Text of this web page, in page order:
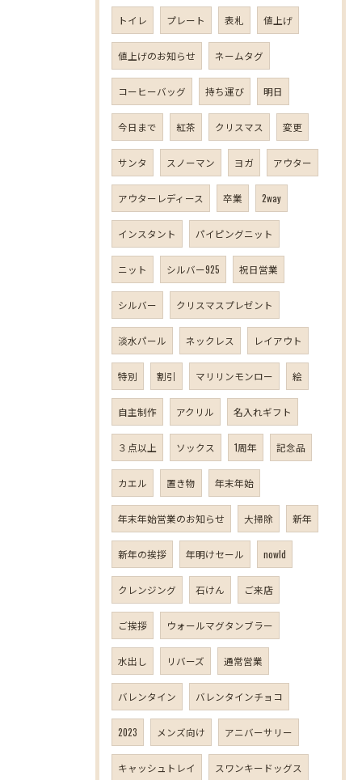
トイレ プレート 表札 値上げ
値上げのお知らせ ネームタグ
コーヒーバッグ 持ち運び 明日
今日まで 紅茶 クリスマス 変更
サンタ スノーマン ヨガ アウター
アウターレディース 卒業 2way
インスタント パイピングニット
ニット シルバー925 祝日営業
シルバー クリスマスプレゼント
淡水パール ネックレス レイアウト
特別 割引 マリリンモンロー 絵
自主制作 アクリル 名入れギフト
３点以上 ソックス 1周年 記念品
カエル 置き物 年末年始
年末年始営業のお知らせ 大掃除 新年
新年の挨拶 年明けセール nowld
クレンジング 石けん ご来店
ご挨拶 ウォールマグタンブラー
水出し リバーズ 通常営業
バレンタイン バレンタインチョコ
2023 メンズ向け アニバーサリー
キャッシュトレイ スワンキードッグス